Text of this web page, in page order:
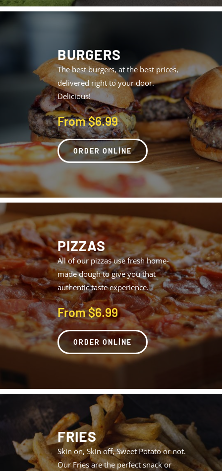
BURGERS
The best burgers, at the best prices,
delivered right to your door.
Delicious!
From $6.99
ORDER ONLINE
PIZZAS
All of our pizzas use fresh home-
made dough to give you that
authentic taste experience.
From $6.99
ORDER ONLINE
FRIES
Skin on, Skin off, Sweet Potato or not.
Our Fries are the perfect snack or